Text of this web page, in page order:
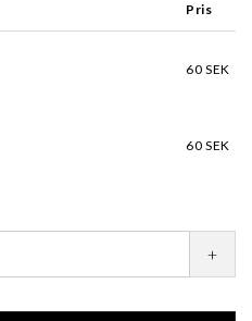
Pris
60 SEK
60 SEK
+